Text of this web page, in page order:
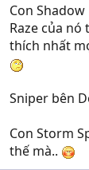
Con
Raze của
thích nhất
Sniper bên
Con Storm
thế mà..